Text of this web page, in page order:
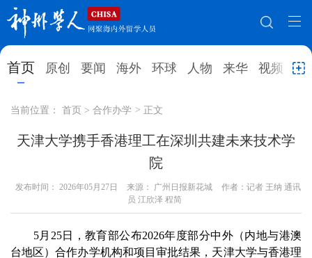
首页 原创 要闻 海外 环球 人物 来华 视频 教
网站地图
首页 原创
环球 人物 来华 视频
招聘信息 更多数据
当前位置： 首页 > 合作办学 > 正文
天津大学携手香港理工在深圳共建未来技术学
院
发布时间： 2026年05月27日 来源： 广州日报新花城
作者：记者 王纳 通讯
员 江欣泽 程简
5月25日，教育部公布2026年度部分中外（内地与港澳
台地区）合作办学机构和项目审批结果，天津大学与香港理